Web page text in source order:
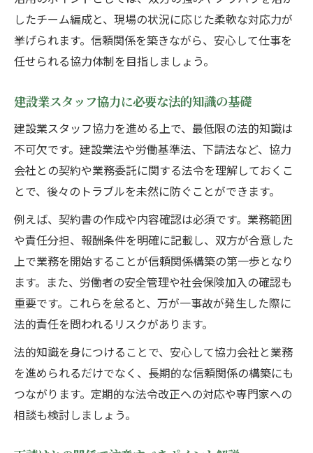
したチーム編成と、現場の状況に応じた柔軟な対応力が
挙げられます。信頼関係を築きながら、安心して仕事を
任せられる協力体制を目指しましょう。
建設業スタッフ協力に必要な法的知識の基礎
建設業スタッフ協力を進める上で、最低限の法的知識は
不可欠です。建設業法や労働基準法、下請法など、協力
会社との契約や業務委託に関する法令を理解しておくこ
とで、後々のトラブルを未然に防ぐことができます。
例えば、契約書の作成や内容確認は必須です。業務範囲
や責任分担、報酬条件を明確に記載し、双方が合意した
上で業務を開始することが信頼関係構築の第一歩となり
ます。また、労働者の安全管理や社会保険加入の確認も
重要です。これらを怠ると、万が一事故が発生した際に
法的責任を問われるリスクがあります。
法的知識を身につけることで、安心して協力会社と業務
を進められるだけでなく、長期的な信頼関係の構築にも
つながります。定期的な法令改正への対応や専門家への
相談も検討しましょう。